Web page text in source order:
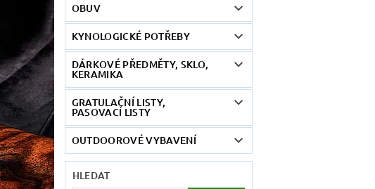
OBUV
KYNOLOGICKÉ POTŘEBY
DÁRKOVÉ PŘEDMĚTY, SKLO,
KERAMIKA
GRATULAČNÍ LISTY,
PASOVACÍ LISTY
OUTDOOROVÉ VYBAVENÍ
HLEDAT